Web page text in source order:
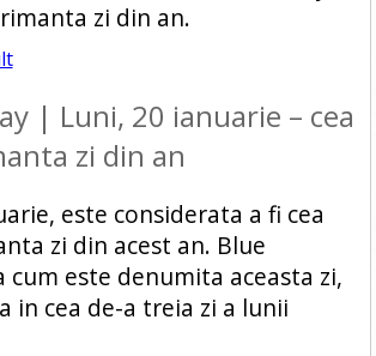
zi din an.
| Luni, 20 ianuarie – cea
zi din an
este considerata a fi cea
zi din acest an. Blue
cum este denumita aceasta zi,
in cea de-a treia zi a lunii